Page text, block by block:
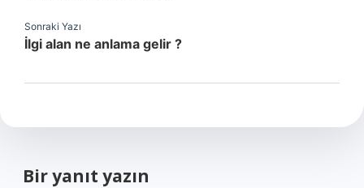
Sonraki Yazı
İlgi alan ne anlama gelir ?
Bir yanıt yazın